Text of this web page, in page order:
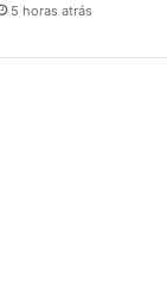
5 horas atrás